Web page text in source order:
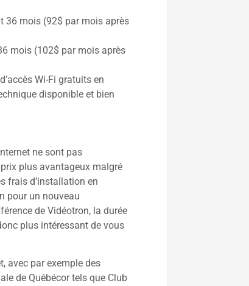
36 mois (92$ par mois après
mois (102$ par mois après
Wi-Fi gratuits en
disponible et bien
ne sont pas
plus avantageux malgré
frais d’installation en
pour un nouveau
de Vidéotron, la durée
plus intéressant de vous
avec par exemple des
de Québécor tels que Club